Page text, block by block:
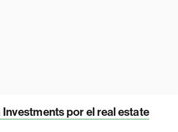
por el real estate